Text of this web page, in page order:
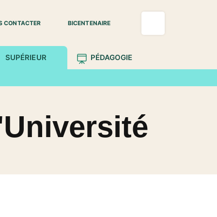
CONTACTER BICENTENAIRE
SUPÉRIEUR PÉDAGOGIE